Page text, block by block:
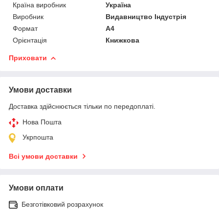
Країна виробник
Україна
Виробник
Видавництво Індустрія
Формат
A4
Орієнтація
Книжкова
Приховати
Умови доставки
Доставка здійснюється тільки по передоплаті.
Нова Пошта
Укрпошта
Всі умови доставки
Умови оплати
Безготівковий розрахунок